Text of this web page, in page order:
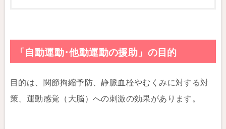
「自動運動･他動運動の援助」の目的
目的は、関節拘縮予防、静脈血栓やむくみに対する対
策、運動感覚（大脳）への刺激の効果があります。